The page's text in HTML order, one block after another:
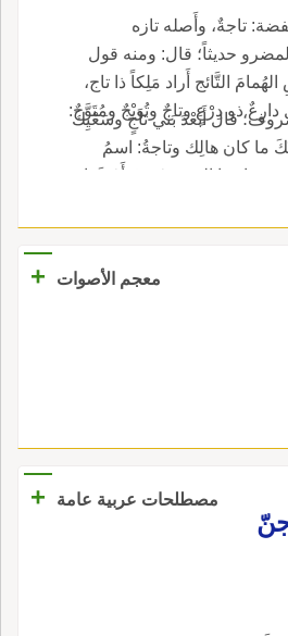
تاجةٌ، وأَصله تازه
حديثاً؛ قال: ومنه قول
التَّائج أَراد مَلِكاً ذا تاج،
ذو دِرْعٍ وتاجٌ وتُوَيْجٌ ومُتَوَّجٌ:
قال أَبَعْدَ بَني تاجٍ وسَعْيِكَ
ما كان هالِك وتاجةُ: اسمُ
ما هذا الذي زَعَمَتْ أَشَمَّها
اسمُ موضع، وهو مأْسدة
دونِهِ أَثْباجُ فَلْجٍ وتَوَّج وفي
وافْتَحِلُوهُ بَقَراً بِتَوَّج.
معجم الأصوات
+
مصطلحات عربية عامة +